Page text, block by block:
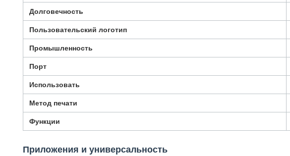
Долговечность
Пользовательский логотип
Промышленность
Порт
Использовать
Метод печати
Функции
Приложения и универсальность